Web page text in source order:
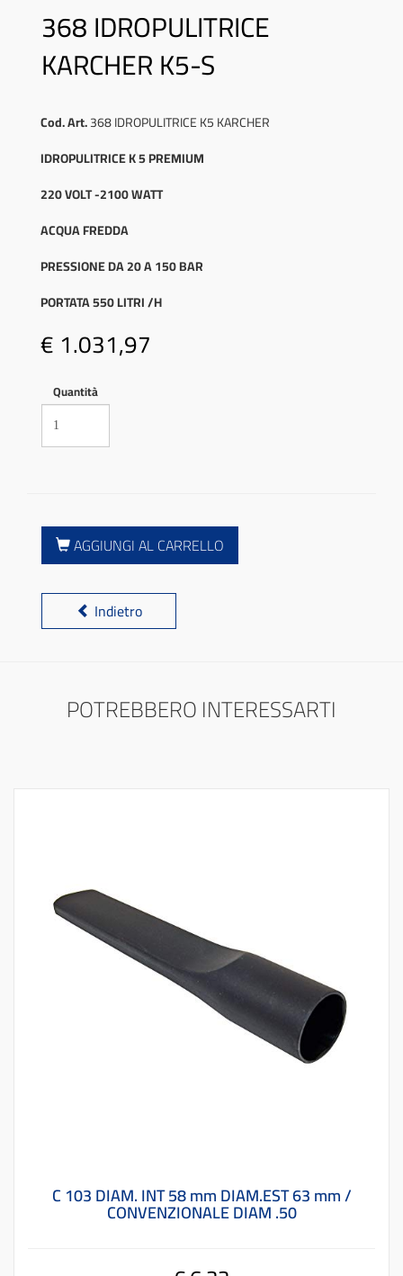
368 IDROPULITRICE
KARCHER K5-S
Cod. Art.368 IDROPULITRICE K5 KARCHER
IDROPULITRICE K 5 PREMIUM
220 VOLT -2100 WATT
ACQUA FREDDA
PRESSIONE DA 20 A 150 BAR
PORTATA 550 LITRI /H
€ 1.031,97
Quantità
AGGIUNGI AL CARRELLO
Indietro
POTREBBERO INTERESSARTI
C 103 DIAM. INT 58 mm DIAM.EST 63 mm /
CONVENZIONALE DIAM .50